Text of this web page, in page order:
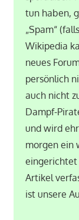
tun haben,
„Spam“
Wikipedia
neues
persönlich
auch nicht
Dampf-
und wird
morgen ein
eingerichtet
Artikel
ist unsere